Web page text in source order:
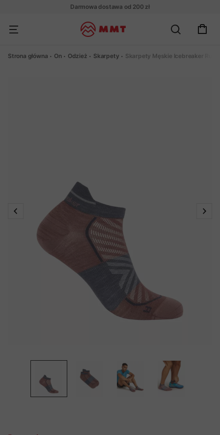
Darmowa dostawa od 200 zł
Strona główna On Odzież Skarpety Skarpety Męskie Icebreaker